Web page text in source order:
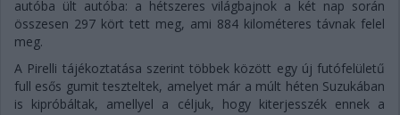
autóba ült autóba: a hétszeres világbajnok a két nap során
összesen 297 kört tett meg, ami 884 kilométeres távnak felel
meg.
A Pirelli tájékoztatása szerint többek között egy új futófelületű
full esős gumit teszteltek, amelyet már a múlt héten Suzukában
is kipróbáltak, amellyel a céljuk, hogy kiterjesszék ennek a